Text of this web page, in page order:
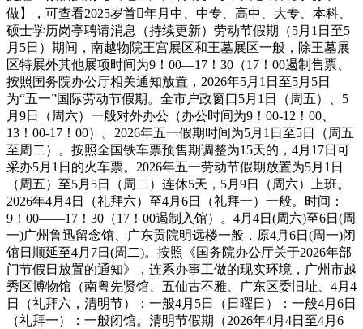
做】，可查看2025岁首年月中、中专、高中、大专、本科、
硕士学历岗亭聘请消息（持续更新）劳动节假期（5月1日至5
月5日）期间，南越物院王宫展区和王墓展区一般，除王墓展
区特展外其他展项时间为9！00—17！30（17！00遏制售票、
按照国务院办公厅相关通知放置，2026年5月1日至5月5日
为“五一”国际劳动节假期。全市户政窗口5月1日（周五）、5
月9日（周六）一般对外办公（办公时间为9！00-12！00、
13！00-17！00）。2026年五一假期时间为5月1日至5日（周五
至周二）。按照全国铁车票预售期调整为15天的，4月17日可
采办5月1日的火车票。2026年五一劳动节假期放置为5月1日
（周五）至5月5日（周二）连休5天，5月9日（周六）上班。
2026年4月4日（礼拜六）至4月6日（礼拜一）一般。时间：
9！00——17！30（17！00遏制入馆）。4月4日(周六)至6日(周
一)广州鲁迅留念馆、广东贡院明远楼一般，原4月6日(周一)闭
馆日顺延至4月7日(周二)。按照《国务院办公厅关于2026年部
门节假日放置的通知》，连系办事工做的现实环境，广州市越
秀区博物馆（南粤先贤馆、五仙古不雅、广东区委旧址、4月4
日（礼拜六，清明节）：一般4月5日（日曜日）：一般4月6日
（礼拜一）：一般闭馆。清明节假期（2026年4月4日至4月6